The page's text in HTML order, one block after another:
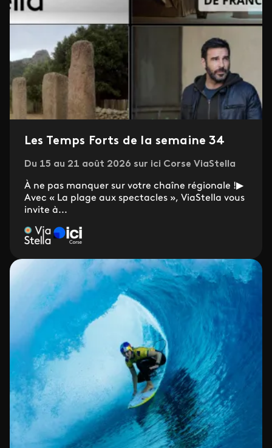
Les Temps Forts de la semaine 34
Du 15 au 21 août 2026 sur ici Corse ViaStella
À ne pas manquer sur votre chaîne régionale !▶
Avec « La plage aux spectacles », ViaStella vous
invite à...